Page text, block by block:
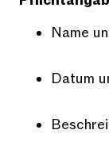
Name
Datum